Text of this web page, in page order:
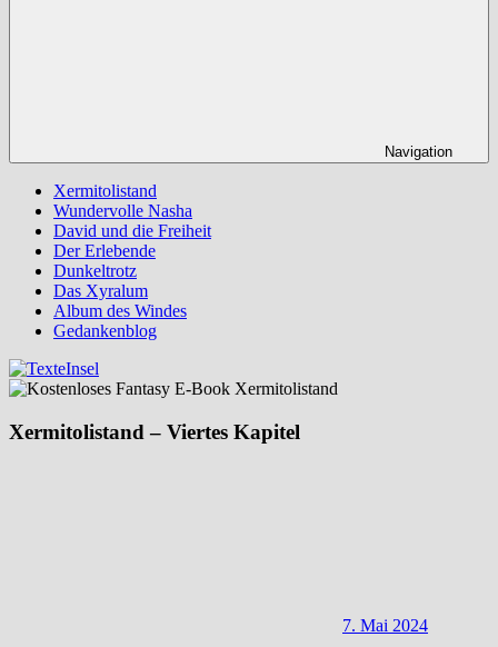
Navigation
Xermitolistand
Wundervolle Nasha
David und die Freiheit
Der Erlebende
Dunkeltrotz
Das Xyralum
Album des Windes
Gedankenblog
Xermitolistand – Viertes Kapitel
7. Mai 2024